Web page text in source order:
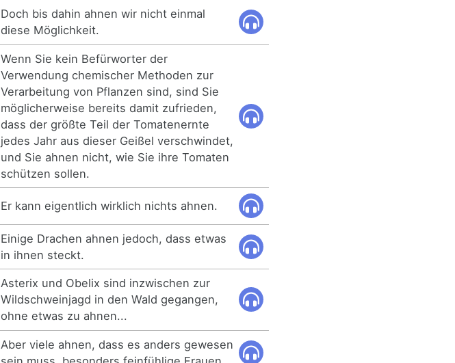
Doch bis dahin ahnen wir nicht einmal
diese Möglichkeit.
Wenn Sie kein Befürworter der
Verwendung chemischer Methoden zur
Verarbeitung von Pflanzen sind, sind Sie
möglicherweise bereits damit zufrieden,
dass der größte Teil der Tomatenernte
jedes Jahr aus dieser Geißel verschwindet,
und Sie ahnen nicht, wie Sie ihre Tomaten
schützen sollen.
Er kann eigentlich wirklich nichts ahnen.
Einige Drachen ahnen jedoch, dass etwas
in ihnen steckt.
Asterix und Obelix sind inzwischen zur
Wildschweinjagd in den Wald gegangen,
ohne etwas zu ahnen...
Aber viele ahnen, dass es anders gewesen